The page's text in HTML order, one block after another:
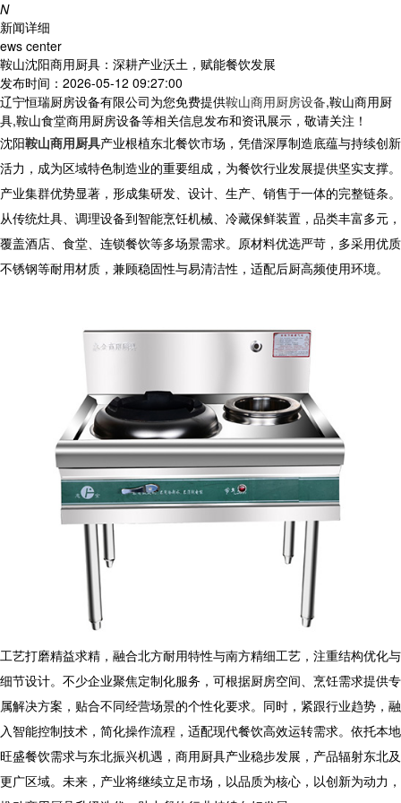
N
新闻详细
ews center
鞍山沈阳商用厨具：深耕产业沃土，赋能餐饮发展
发布时间：2026-05-12 09:27:00
辽宁恒瑞厨房设备有限公司为您免费提供鞍山商用厨房设备,鞍山商用厨
具,鞍山食堂商用厨房设备等相关信息发布和资讯展示，敬请关注！
沈阳鞍山商用厨具产业根植东北餐饮市场，凭借深厚制造底蕴与持续创新
活力，成为区域特色制造业的重要组成，为餐饮行业发展提供坚实支撑。
产业集群优势显著，形成集研发、设计、生产、销售于一体的完整链条。
从传统灶具、调理设备到智能烹饪机械、冷藏保鲜装置，品类丰富多元，
覆盖酒店、食堂、连锁餐饮等多场景需求。原材料优选严苛，多采用优质
不锈钢等耐用材质，兼顾稳固性与易清洁性，适配后厨高频使用环境。
工艺打磨精益求精，融合北方耐用特性与南方精细工艺，注重结构优化与
细节设计。不少企业聚焦定制化服务，可根据厨房空间、烹饪需求提供专
属解决方案，贴合不同经营场景的个性化要求。同时，紧跟行业趋势，融
入智能控制技术，简化操作流程，适配现代餐饮高效运转需求。依托本地
旺盛餐饮需求与东北振兴机遇， 商用厨具产业稳步发展，产品辐射东北及
更广区域。未来，产业将继续立足市场，以品质为核心，以创新为动力，